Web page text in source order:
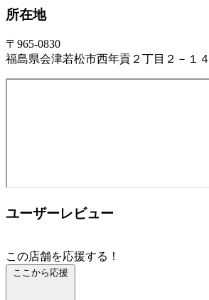
所在地
〒965-0830
福島県会津若松市西年貢２丁目２－１４
ユーザーレビュー
この店舗を応援する！
ここから応援